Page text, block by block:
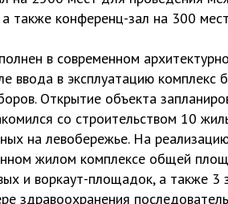
а также конференц-зал на 300
в современном
ввода в эксплуатацию комплекс
Открытие объекта
со строительством 10
на левобережье. На
жилом комплексе общей
и воркаут-площадок, а также 3
здравоохранения